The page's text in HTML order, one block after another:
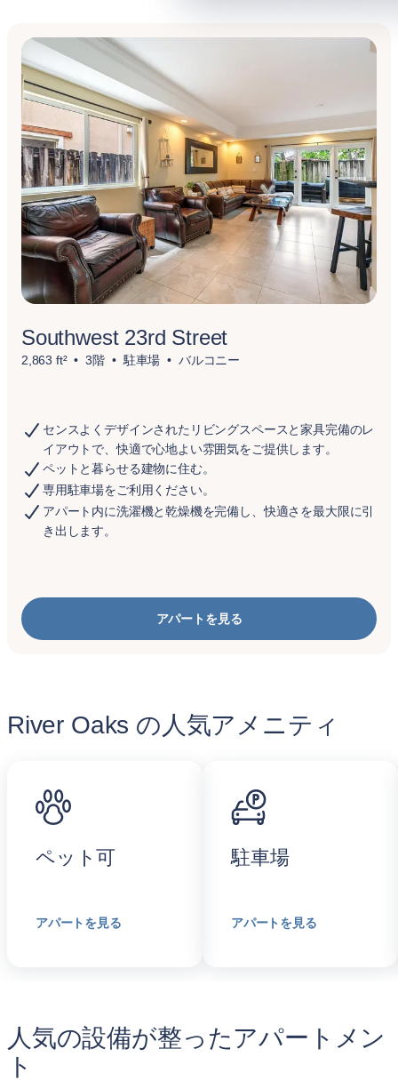
Southwest 23rd Street
2,863 ft² 3階 駐車場 バルコニー
センスよくデザインされたリビングスペースと家具完備のレ
イアウトで、快適で心地よい雰囲気をご提供します。
ペットと暮らせる建物に住む。
専用駐車場をご利用ください。
アパート内に洗濯機と乾燥機を完備し、快適さを最大限に引
き出します。
アパートを見る
River Oaks の人気アメニティ
ペット可
アパートを見る
駐車場
アパートを見る
人気の設備が整ったアパートメン
ト